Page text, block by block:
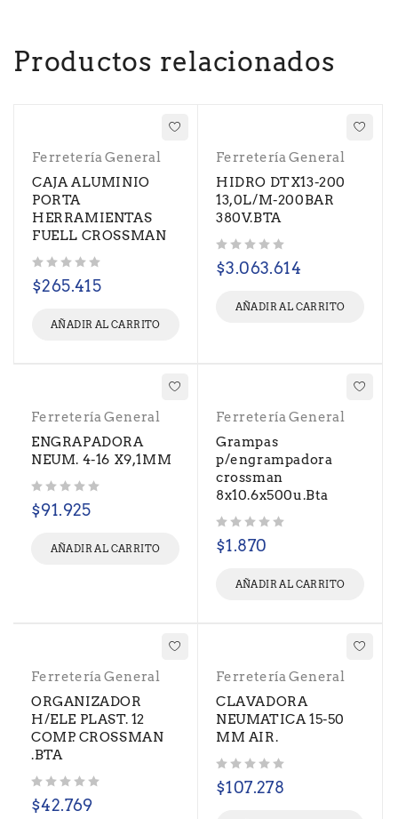
Productos relacionados
Ferretería General
CAJA ALUMINIO
PORTA
HERRAMIENTAS
FUELL CROSSMAN
$265.415
AÑADIR AL CARRITO
Ferretería General
HIDRO DTX13-200
13,0L/M-200BAR
380V.BTA
$3.063.614
AÑADIR AL CARRITO
Ferretería General
ENGRAPADORA
NEUM. 4-16 X9,1MM
$91.925
AÑADIR AL CARRITO
Ferretería General
Grampas
p/engrampadora
crossman
8x10.6x500u.Bta
$1.870
AÑADIR AL CARRITO
Ferretería General
ORGANIZADOR
H/ELE PLAST. 12
COMP. CROSSMAN
.BTA
$42.769
Ferretería General
CLAVADORA
NEUMATICA 15-50
MM AIR.
$107.278